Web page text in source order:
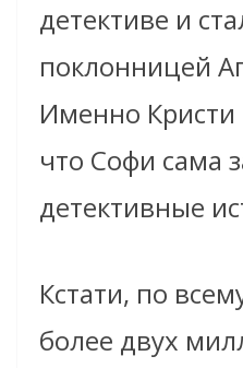
детективе и
поклонницей
Именно Кристи
что Софи сама
детективные
Кстати, по
более двух